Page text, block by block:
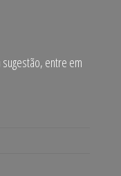
entre em